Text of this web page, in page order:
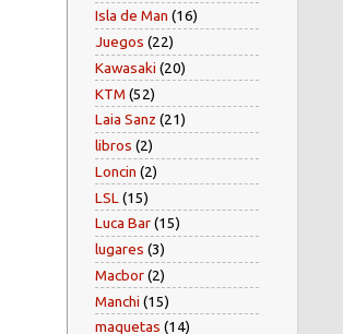
Isla de Man (16)
Juegos (22)
Kawasaki (20)
KTM (52)
Laia Sanz (21)
libros (2)
Loncin (2)
LSL (15)
Luca Bar(15)
lugares (3)
Macbor(2)
Manchi (15)
maquetas (14)